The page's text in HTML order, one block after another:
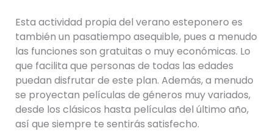
Esta actividad propia del verano esteponero es
también un pasatiempo asequible, pues a menudo
las funciones son gratuitas o muy económicas. Lo
que facilita que personas de todas las edades
puedan disfrutar de este plan. Además, a menudo
se proyectan películas de géneros muy variados,
desde los clásicos hasta películas del último año,
así que siempre te sentirás satisfecho.